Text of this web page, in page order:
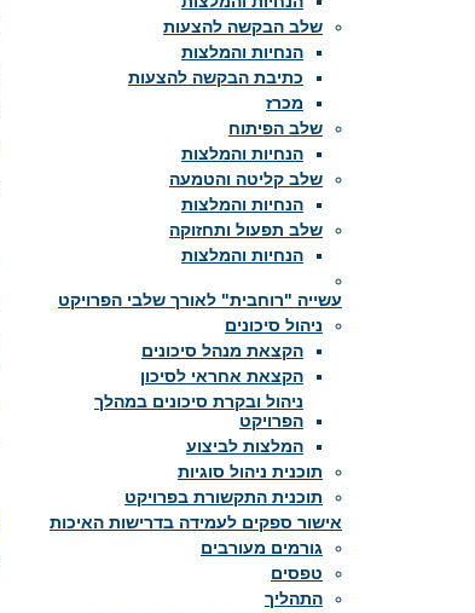
שלב הבקשה להצעות
הנחיות והמלצות
כתיבת הבקשה להצעות
מכרז
שלב הפיתוח
הנחיות והמלצות
שלב קליטה והטמעה
הנחיות והמלצות
שלב תפעול ותחזוקה
הנחיות והמלצות
עשייה "רוחבית" לאורך שלבי הפרויקט
ניהול סיכונים
הקצאת מנהל סיכונים
הקצאת אחראי לסיכון
ניהול ובקרת סיכונים במהלך
הפרויקט
המלצות לביצוע
תוכנית ניהול סוגיות
תוכנית התקשורת בפרויקט
אישור ספקים לעמידה בדרישות האיכות
גורמים מעורבים
טפסים
התהליך